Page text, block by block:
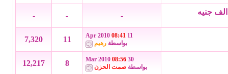
-
-
-
11 Apr 2010
08:41
بواسطة رهيم 11
7,320
30 Mar 2010
08:56
بواسطة صمت الحزن 8
12,217